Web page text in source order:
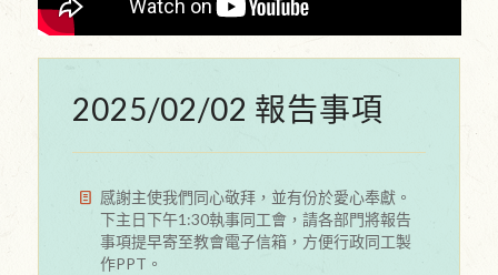
2025/02/02 報告事項
感謝主使我們同心敬拜，並有份於愛心奉獻。
下主日下午1:30執事同工會，請各部門將報告
事項提早寄至教會電子信箱，方便行政同工製
作PPT。